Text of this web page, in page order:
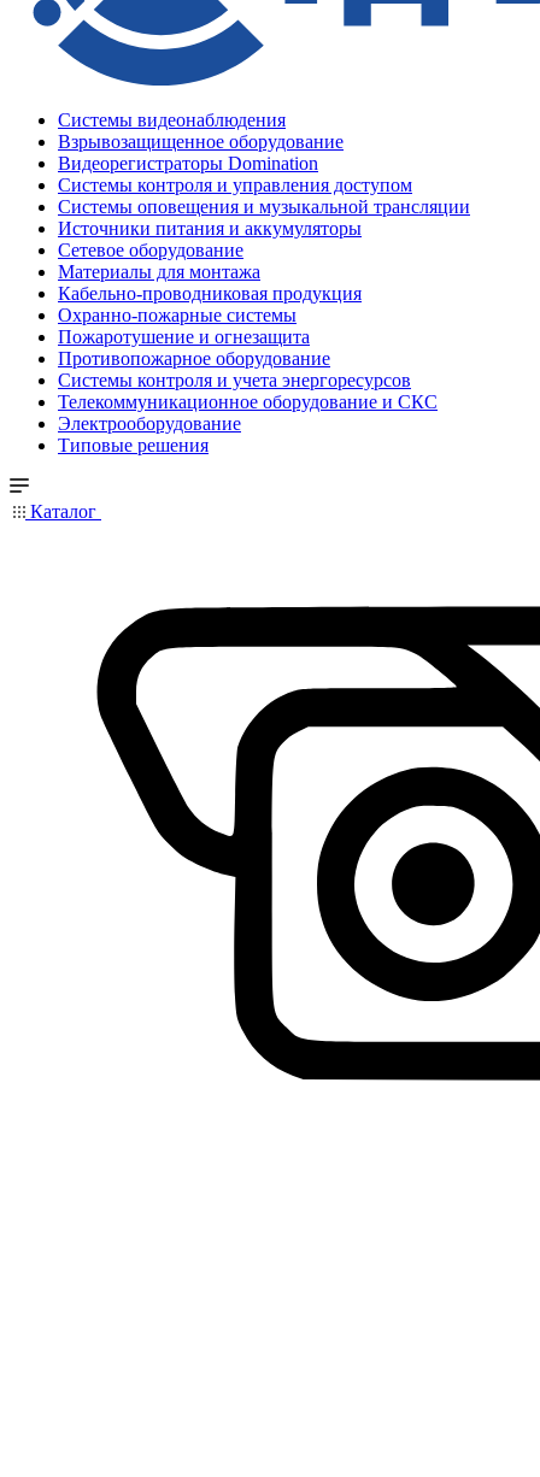
Системы видеонаблюдения
Взрывозащищенное оборудование
Видеорегистраторы Domination
Системы контроля и управления доступом
Системы оповещения и музыкальной трансляции
Источники питания и аккумуляторы
Сетевое оборудование
Материалы для монтажа
Кабельно-проводниковая продукция
Охранно-пожарные системы
Пожаротушение и огнезащита
Противопожарное оборудование
Системы контроля и учета энергоресурсов
Телекоммуникационное оборудование и СКС
Электрооборудование
Типовые решения
Каталог